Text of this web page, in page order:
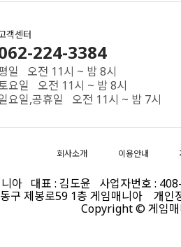
객센터
224-3384
일 오전 11시 ~ 밤 8시
요일 오전 11시 ~ 밤 8시
요일,공휴일 오전 11시 ~ 밤 7시
회사소개 이용안내
니아 대표 : 김도윤 사업자번호 :
동구 제봉로59 1층 게임매니아 개
Copyright © 게임